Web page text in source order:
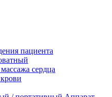
пациента
сердца